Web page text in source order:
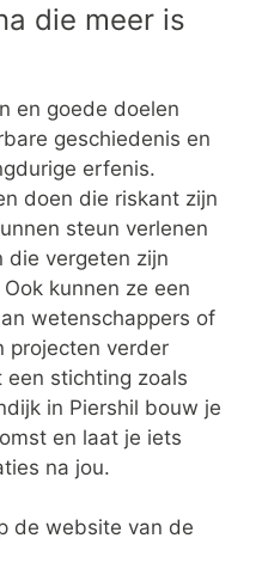
die meer is
en goede doelen
geschiedenis en
erfenis.
doen die riskant zijn
steun verlenen
die vergeten zijn
kunnen ze een
wetenschappers of
projecten verder
een stichting zoals
in Piershil bouw je
en laat je iets
na jou.
de website van de